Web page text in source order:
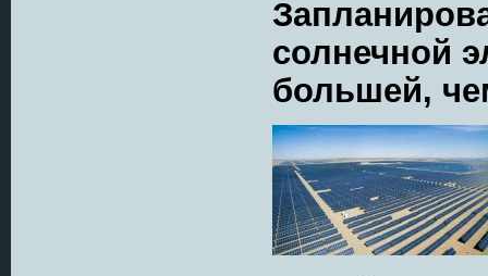
солнечной
большей,